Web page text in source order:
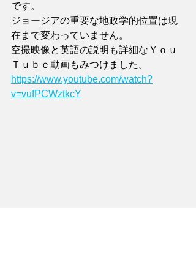
です。
ジョージアの重要な地政学的位置は現
在まで変わっていません。
空撮映像と英語の説明も詳細なＹｏｕ
Ｔｕｂｅ動画もみつけました。
https://www.youtube.com/watch?
v=vufPCWztkcY